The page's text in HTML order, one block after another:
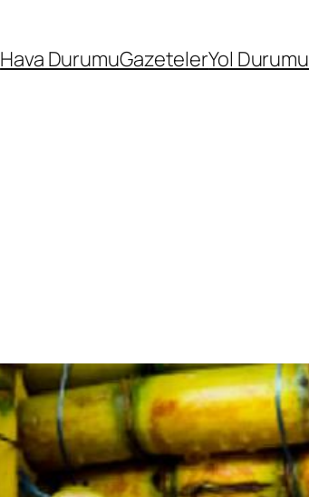
Hava DurumuGazetelerYol Durumu